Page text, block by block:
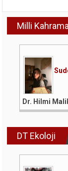
Milli
Dr. Hilmi
DT Ekoloji